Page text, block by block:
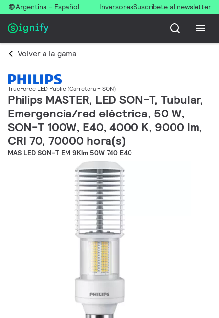
Argentina - Español InversoresSuscríbete al newsletter
Volver a la gama
TrueForce LED Public (Carretera – SON)
Philips MASTER, LED SON-T, Tubular,
Emergencia/red eléctrica, 50 W,
SON-T 100W, E40, 4000 K, 9000 lm,
CRI 70, 70000 hora(s)
MAS LED SON-T EM 9Klm 50W 740 E40